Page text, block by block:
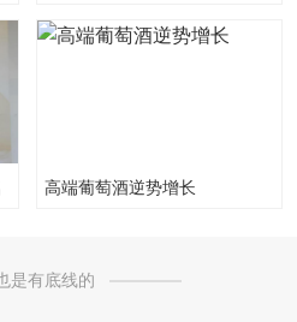
跌 20元
高端葡萄酒逆势增长
是有底线的